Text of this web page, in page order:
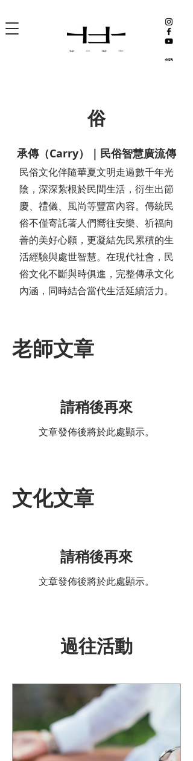
俗
承傳（Carry）｜民俗智慧廣流傳
民俗文化伴隨華夏文明走過數千年光
陰，深深紮根於民間生活，衍生出節
慶、禮儀、風尚等豐富內容。傳統民
俗不僅寄託著人們嚮往安樂、祈福向
善的美好心願，更凝結先民累積的生
活經驗與處世智慧。在現代社會，民
俗文化不斷與時俱進，完整傳承文化
內涵，同時結合當代生活延續活力。
老師文章
請稍後再來
文章發佈後將於此處顯示。
文化文章
請稍後再來
文章發佈後將於此處顯示。
過往活動